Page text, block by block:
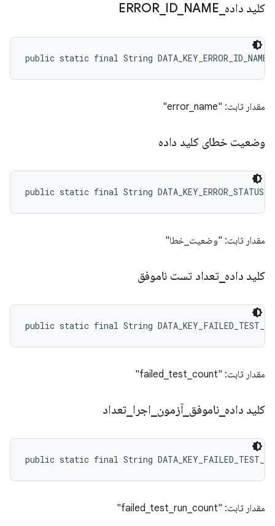
کلید داده ERROR_ ID_ NAME
public static final String DATA_KEY_ERROR_ID_NAME
مقدار ثابت: "error_name"
وضعیت خطای کلید داده
public static final String DATA_KEY_ERROR_STATUS
مقدار ثابت: "وضعیت_خطا"
کلید داده _تعداد تست ناموفق
public static final String
مقدار ثابت: "failed_test_count"
کلید داده _ناموفق _آزمون اجرا تعداد
public static final String
مقدار ثابت: "failed_test_run_count"